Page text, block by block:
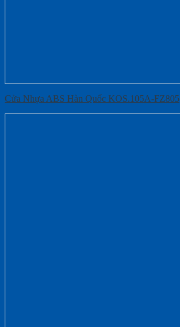
Cửa Nhựa ABS Hàn Quốc KOS.105A-FZ805